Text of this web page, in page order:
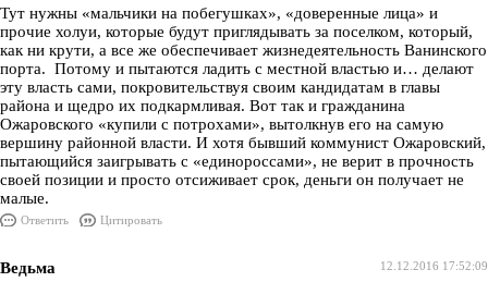
Тут нужны «мальчики на побегушках», «доверенные лица» и
прочие холуи, которые будут приглядывать за поселком, который,
как ни крути, а все же обеспечивает жизнедеятельность Ванинского
порта. Потому и пытаются ладить с местной властью и… делают
эту власть сами, покровительствуя своим кандидатам в главы
района и щедро их подкармливая. Вот так и гражданина
Ожаровского «купили с потрохами», вытолкнув его на самую
вершину районной власти. И хотя бывший коммунист Ожаровский,
пытающийся заигрывать с «единороссами», не верит в прочность
своей позиции и просто отсиживает срок, деньги он получает не
малые.
Ответить Цитировать
12.12.2016 17:52:09
Ведьма